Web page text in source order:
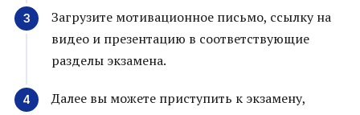
Загрузите мотивационное письмо, ссылку на
видео и презентацию в соответствующие
разделы экзамена.
Далее вы можете приступить к экзамену,